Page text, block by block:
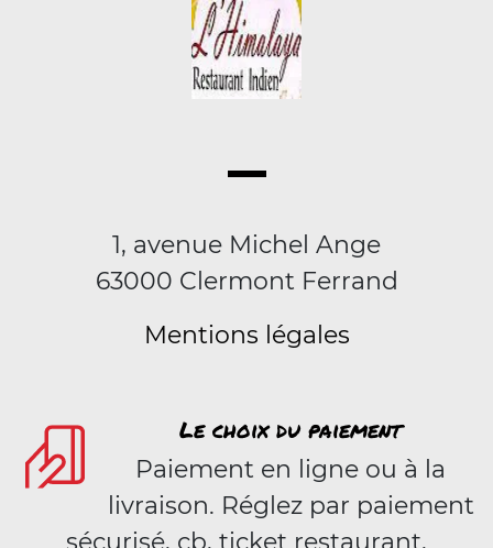
1, avenue Michel Ange
63000 Clermont Ferrand
Mentions légales
Le choix du paiement
Paiement en ligne ou à la
livraison. Réglez par paiement
sécurisé, cb, ticket restaurant,